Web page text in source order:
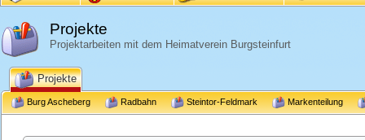
Projekte
Projektarbeiten mit dem Heimatverein Burgsteinfurt
Projekte
Burg Ascheberg Radbahn Steintor-Feldmark Markenteilung